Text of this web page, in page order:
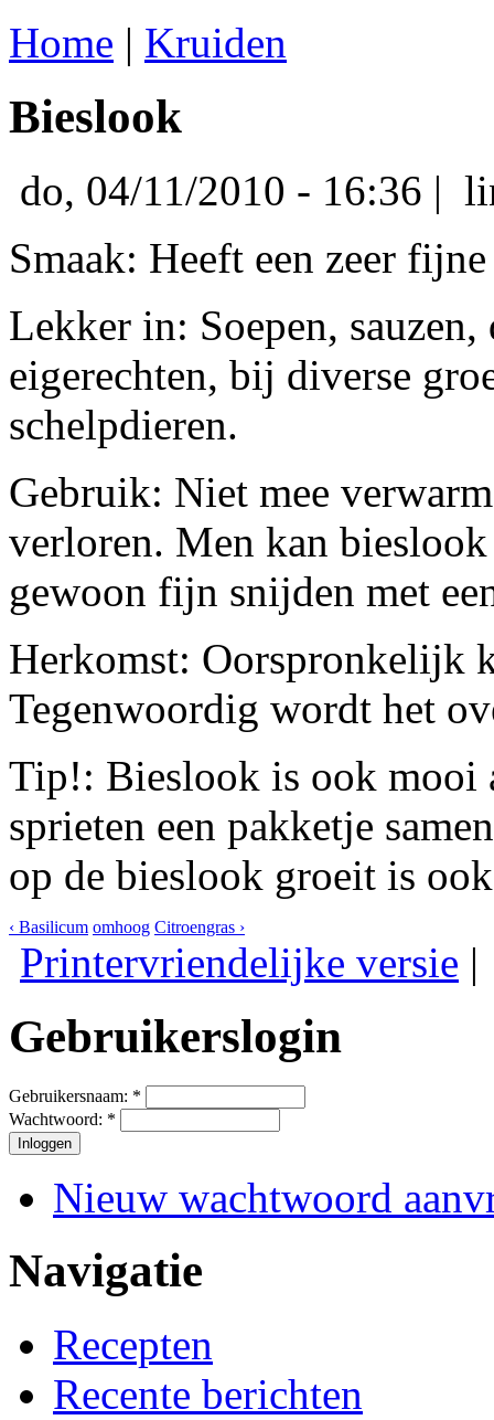
Home | Kruiden
Bieslook
do, 04/11/2010 - 16:36 |
Smaak: Heeft een zeer
Lekker in: Soepen, sauzen,
eigerechten, bij diverse
schelpdieren.
Gebruik: Niet mee
verloren. Men kan
gewoon fijn snijden met
Herkomst: Oorspronkelijk
Tegenwoordig wordt het
Tip!: Bieslook is ook mooi
sprieten een pakketje
op de bieslook groeit is
‹ Basilicum omhoog Citroengras ›
Printervriendelijke versie
Gebruikerslogin
Gebruikersnaam: *
Wachtwoord: *
Nieuw wachtwoord
Navigatie
Recepten
Recente berichten